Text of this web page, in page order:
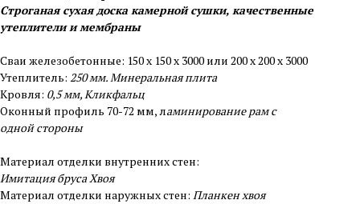
Строганая сухая доска камерной сушки, качественные
утеплители и мембраны
Сваи железобетонные: 150 х 150 х 3000 или 200 х 200 х 3000
Утеплитель: 250 мм. Минеральная плита
Кровля: 0,5 мм, Кликфальц
Оконный профиль 70-72 мм, ламинирование рам с
одной стороны
Материал отделки внутренних стен:
Имитация бруса Хвоя
Материал отделки наружных стен: Планкен хвоя